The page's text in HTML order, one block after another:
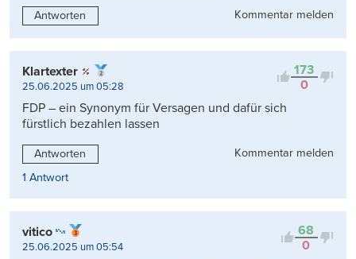
Antworten Kommentar melden
173
0
Klartexter
25.06.2025 um 05:28
FDP – ein Synonym für Versagen und dafür sich
fürstlich bezahlen lassen
Antworten
Kommentar melden
1 Antwort
68
0
vitico
25.06.2025 um 05:54